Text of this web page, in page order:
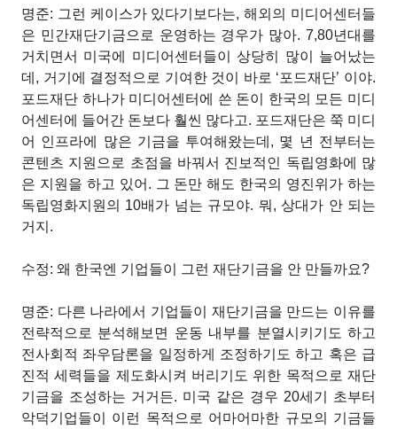
명준: 그런 케이스가 있다기보다는, 해외의 미디어센터들
은 민간재단기금으로 운영하는 경우가 많아. 7,80년대를
거치면서 미국에 미디어센터들이 상당히 많이 늘어났는
데, 거기에 결정적으로 기여한 것이 바로 ‘포드재단’ 이야.
포드재단 하나가 미디어센터에 쓴 돈이 한국의 모든 미디
어센터에 들어간 돈보다 훨씬 많다고. 포드재단은 쭉 미디
어 인프라에 많은 기금을 투여해왔는데, 몇 년 전부터는
콘텐츠 지원으로 초점을 바꿔서 진보적인 독립영화에 많
은 지원을 하고 있어. 그 돈만 해도 한국의 영진위가 하는
독립영화지원의 10배가 넘는 규모야. 뭐, 상대가 안 되는
거지.
수정: 왜 한국엔 기업들이 그런 재단기금을 안 만들까요?
명준: 다른 나라에서 기업들이 재단기금을 만드는 이유를
전략적으로 분석해보면 운동 내부를 분열시키기도 하고
전사회적 좌우담론을 일정하게 조정하기도 하고 혹은 급
진적 세력들을 제도화시켜 버리기도 위한 목적으로 재단
기금을 조성하는 거거든. 미국 같은 경우 20세기 초부터
악덕기업들이 이런 목적으로 어마어마한 규모의 기금들